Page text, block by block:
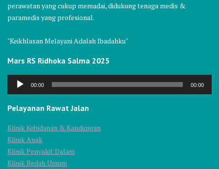
perawatan yang cukup memadai, didukung tenaga medis &
paramedis yang profesional.
"Keikhlasan Melayani Adalah Ibadahku"
Mars RS Ridhoka Salma 2025
Audio
00:00 00:00
Pelayanan Rawat Jalan
Klinik Kebidanan & Kandungan
Klinik Anak
Klinik Penyakit Dalam
Klinik Bedah Umum